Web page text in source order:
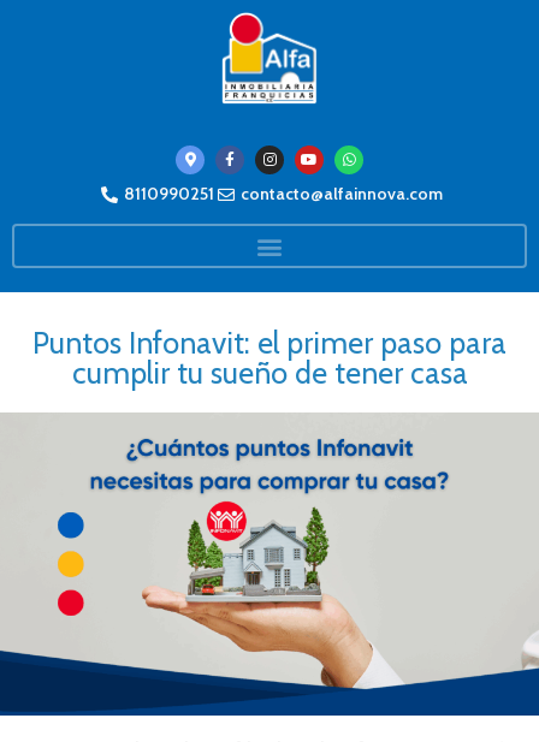
8110990251 contacto@alfainnova.com
Puntos Infonavit: el primer paso para
cumplir tu sueño de tener casa